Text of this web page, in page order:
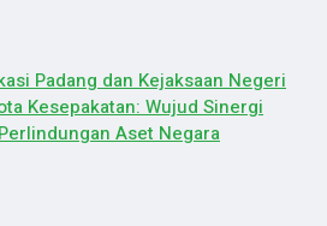
Padang dan Kejaksaan Negeri
Kesepakatan: Wujud Sinergi
Aset Negara